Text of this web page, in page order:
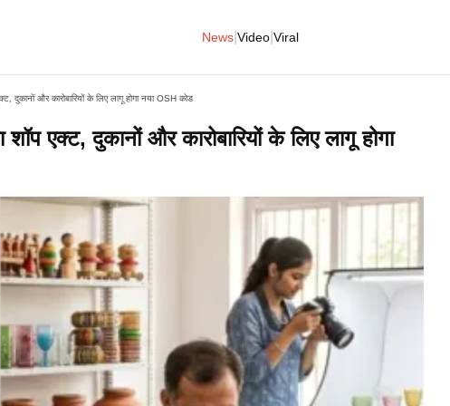
News Video Viral
दुकानों और कारोबारियों के लिए लागू होगा नया OSH कोड
एक्ट, दुकानों और कारोबारियों के लिए लागू होगा